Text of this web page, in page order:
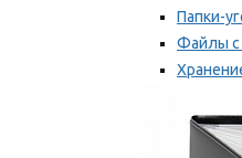
Папки-
Файлы с
Мы